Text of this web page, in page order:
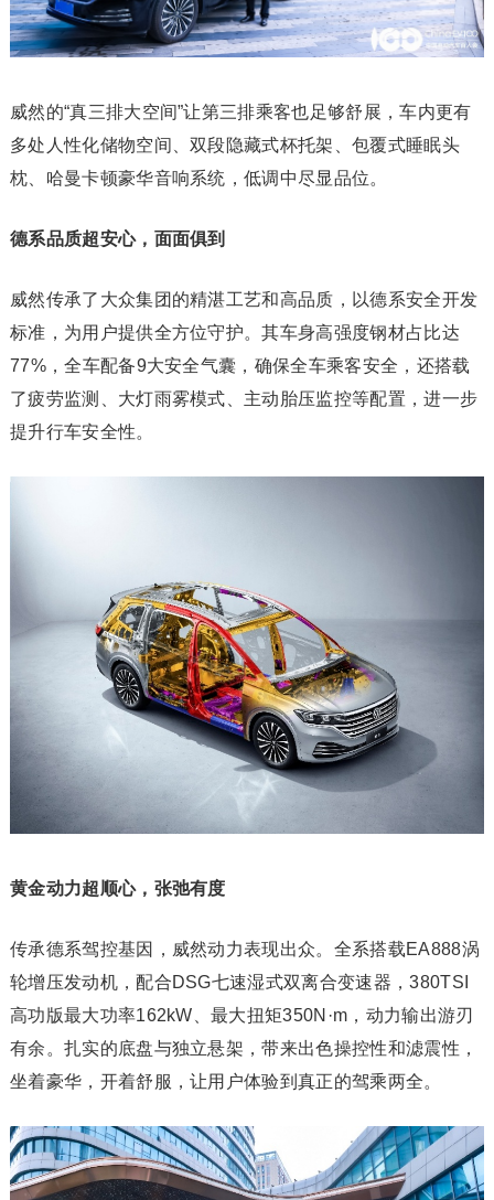
威然的“真三排大空间”让第三排乘客也足够舒展，车内更有
多处人性化储物空间、双段隐藏式杯托架、包覆式睡眠头
枕、哈曼卡顿豪华音响系统，低调中尽显品位。
德系品质超安心，面面俱到
威然传承了大众集团的精湛工艺和高品质，以德系安全开发
标准，为用户提供全方位守护。其车身高强度钢材占比达
77%，全车配备9大安全气囊，确保全车乘客安全，还搭载
了疲劳监测、大灯雨雾模式、主动胎压监控等配置，进一步
提升行车安全性。
黄金动力超顺心，张弛有度
传承德系驾控基因，威然动力表现出众。全系搭载EA888涡
轮增压发动机，配合DSG七速湿式双离合变速器，380TSI
高功版最大功率162kW、最大扭矩350N·m，动力输出游刃
有余。扎实的底盘与独立悬架，带来出色操控性和滤震性，
坐着豪华，开着舒服，让用户体验到真正的驾乘两全。